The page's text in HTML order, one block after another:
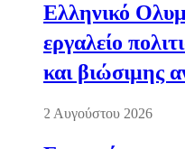
Ελληνικό
εργαλείο
και βιώσιμης
2 Αυγούστου 2026